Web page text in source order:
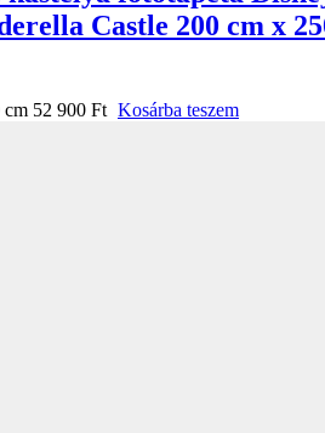
Castle 200 cm x
cm 52 900 Ft Kosárba teszem